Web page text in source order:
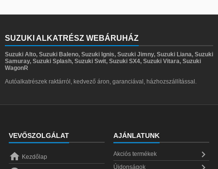
SUZUKI ALKATRÉSZ WEBÁRUHÁZ
Suzuki Alto, Suzuki Baleno, Suzuki Ignis, Suzuki Jimny, Suzuki Liana, Suzuki
Samuray, Suzuki Splash, Suzuki Swit, Suzuki SX4, Suzuki Vitara, Suzuki
WagonR
Autóalkatrészek raktárról, kedvező áron, garanciával, házhozszállítással.
VEVŐSZOLGÁLAT
 Kezdőlap
AJÁNLATUNK
Akciós termékek 
Újdonságok